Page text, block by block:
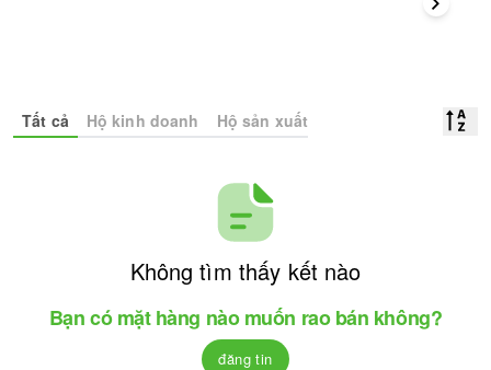
Tất cả Hộ kinh doanh Hộ sản xuất
Không tìm thấy kết nào
Bạn có mặt hàng nào muốn rao bán không?
đăng tin